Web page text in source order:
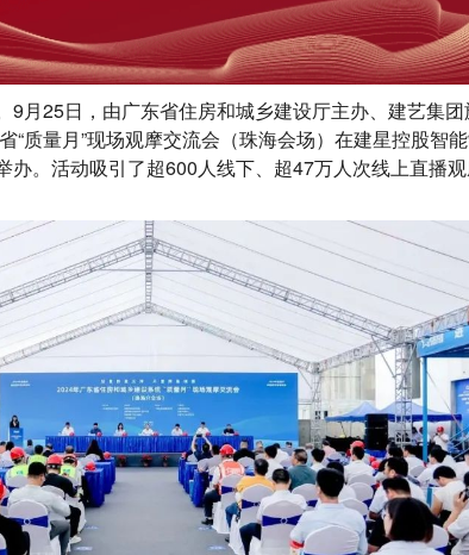
9月25日，由广东省住房和城乡建设厅主办、建艺集
“质量月”现场观摩交流会（珠海会场）在建星控股智
。活动吸引了超600人线下、超47万人次线上直播观